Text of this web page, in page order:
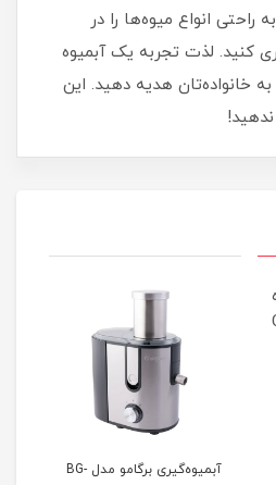
راحتی انواع میوه‌ها را در
کنید. لذت تجربه یک آبمیوه
خانواده‌تان هدیه دهید. این
آبمیوه‌گیری برگامو مدل BG-